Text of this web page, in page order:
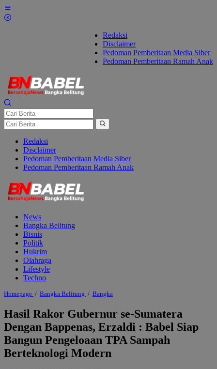
Lewati
ke
Redaksi
Disclaimer
Pedoman Pemberitaan Media Siber
Pedoman Pemberitaan Ramah Anak
Redaksi
Disclaimer
Pedoman Pemberitaan Media Siber
Pedoman Pemberitaan Ramah Anak
News
Bangka Belitung
Bisnis
Politik
Hukrim
Olahraga
Lifestyle
Techno
Homepage / Bangka Belitung / Bangka
Gubernur
se-
Sumatera
Dengan
Bappenas,
Hasil Rakor Gubernur se-Sumatera
Dengan Bappenas, Erzaldi : Babel Siap
Bangun Pengeloaan TPA Sampah
Berteknologi Modern